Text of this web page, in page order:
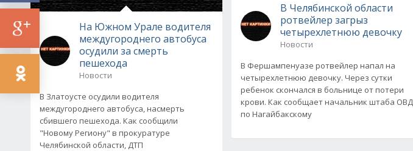
На Южном Урале водителя
междугороднего автобуса
осудили за смерть
пешехода
Новости
В Златоусте осудили водителя
междугороднего автобуса, насмерть
сбившего пешехода. Как сообщили
"Новому Региону" в прокуратуре
Челябинской области, ДТП
В Челябинской области
ротвейлер загрыз
четырехлетнюю девочку
Новости
В Фершампенуазе ротвейлер напал на
четырехлетнюю девочку. Через сутки
ребенок скончался в больнице от потери
крови. Как сообщает начальник штаба ОВД
по Нагайбакскому